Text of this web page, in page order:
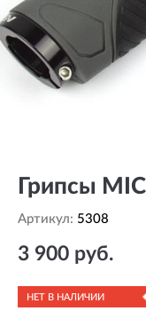
Грипсы
Артикул: 5308
3 900 руб.
НЕТ В НАЛИЧИИ